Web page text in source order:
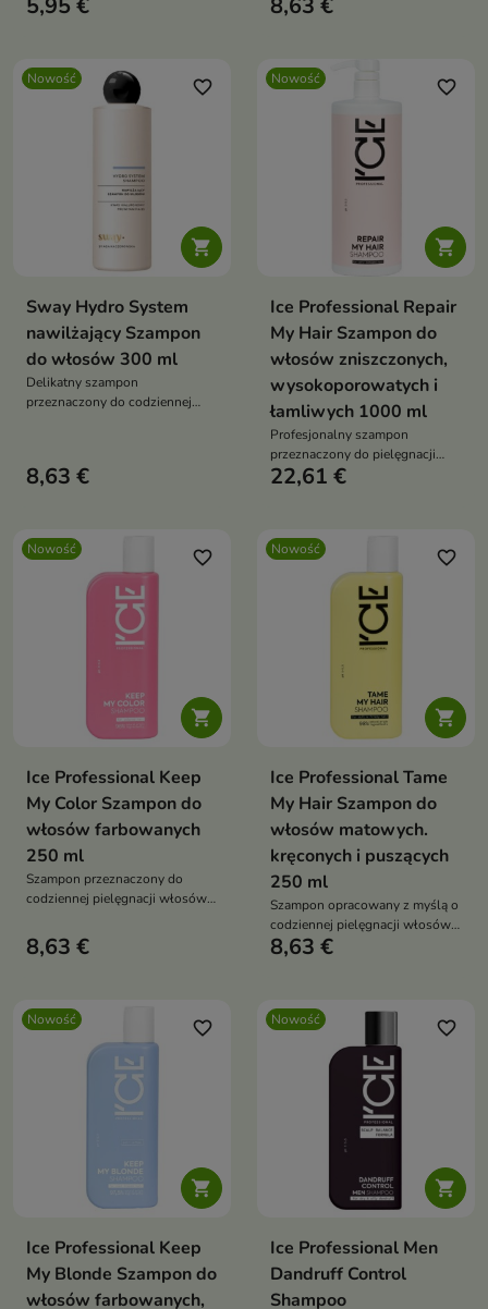
5,95 € 8,63 €
Nowość

favorite_border
Sway Hydro System
nawilżający Szampon
do włosów 300 ml
Delikatny szampon
przeznaczony do codziennej
8,63 €
Nowość

favorite_border
Ice Professional Repair
My Hair Szampon do
włosów zniszczonych,
wysokoporowatych i
łamliwych 1000 ml
Profesjonalny szampon
przeznaczony do pielęgnacji
włosów osłabionych,
22,61 €
Nowość

favorite_border
Ice Professional Keep
My Color Szampon do
włosów farbowanych
250 ml
Szampon przeznaczony do
codziennej pielęgnacji włosów
8,63 €
Nowość

favorite_border
Ice Professional Tame
My Hair Szampon do
włosów matowych.
kręconych i puszących
250 ml
Szampon opracowany z myślą o
codziennej pielęgnacji włosów
wymagających wygładzenia i
8,63 €
Nowość

favorite_border
Ice Professional Keep
My Blonde Szampon do
włosów farbowanych,
Nowość

favorite_border
Ice Professional Men
Dandruff Control
Shampoo